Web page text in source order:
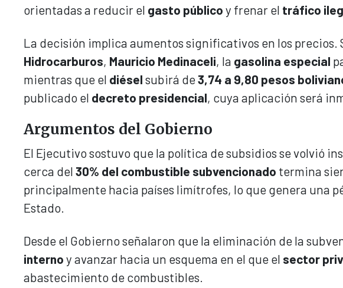
orientadas a reducir el gasto público y frenar el tráfico
La decisión implica aumentos significativos en los
Hidrocarburos, Mauricio Medinaceli, la gasolina especial
mientras que el diésel subirá de3,74 a 9,80 pesos
publicado el decreto presidencial, cuya aplicación será
Argumentos del Gobierno
El Ejecutivo sostuvo que la política de subsidios se volvió
cerca del 30% del combustible subvencionado termina
principalmente hacia países limítrofes, lo que genera una
Estado.
Desde el Gobierno señalaron que la eliminación de la
interno y avanzar hacia un esquema en el que el sector
abastecimiento de combustibles.